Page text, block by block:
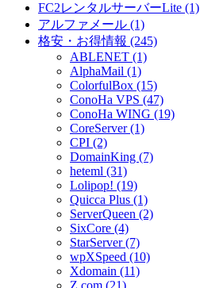
FC2レンタルサーバーLite (1)
アルファメール (1)
格安・お得情報 (245)
ABLENET (1)
AlphaMail (1)
ColorfulBox (15)
ConoHa VPS (47)
ConoHa WING (19)
CoreServer (1)
CPI (2)
DomainKing (7)
heteml (31)
Lolipop! (19)
Quicca Plus (1)
ServerQueen (2)
SixCore (4)
StarServer (7)
wpXSpeed (10)
Xdomain (11)